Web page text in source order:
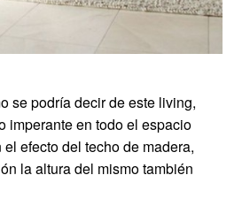
se podría decir de este living,
imperante en todo el espacio
efecto del techo de madera,
la altura del mismo también